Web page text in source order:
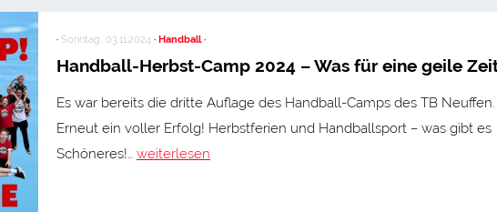
·Sonntag, 03.11.2024 · Handball ·
Handball-Herbst-Camp 2024 – Was für eine geile
Es war bereits die dritte Auflage des Handball-Camps des TB Neuffen.
Erneut ein voller Erfolg! Herbstferien und Handballsport – was gibt es
Schöneres!… weiterlesen